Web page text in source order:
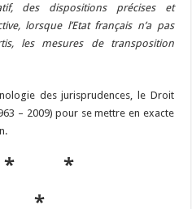
des dispositions précises et
lorsque l’Etat français n’a pas
les mesures de transposition
des jurisprudences, le Droit
– 2009) pour se mettre en exacte
*
*